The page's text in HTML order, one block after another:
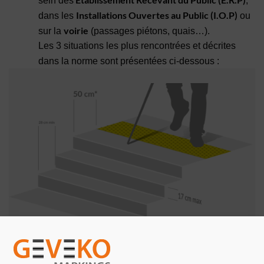
dans les Installations Ouvertes au Public (I.O.P) ou
sur la voirie (passages piétons, quais…).
Les 3 situations les plus rencontrées et décrites
dans la norme sont présentées ci-dessous :
Devant une volée d’escalier